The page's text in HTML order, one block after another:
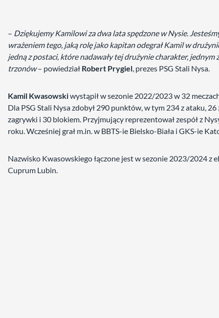
– Dziękujemy Kamilowi za dwa lata spędzone w Nysie.
wrażeniem tego, jaką rolę jako kapitan odegrał Kamil w
jedną z postaci, które nadawały tej drużynie charakter, jednym
trzonów– powiedział Robert Prygiel, prezes PSG Stali Nysa.
Kamil Kwasowskiwystąpił w sezonie 2022/2023 w 32
Dla PSG Stali Nysa zdobył 290 punktów, w tym 234 z ataku, 26
zagrywki i 30 blokiem. Przyjmujący reprezentował zespół z
roku. Wcześniej grał m.in. w BBTS-ie Bielsko-Biała i GKS-ie
Nazwisko Kwasowskiego łączone jest w sezonie 2023/2024 z
Cuprum Lubin.